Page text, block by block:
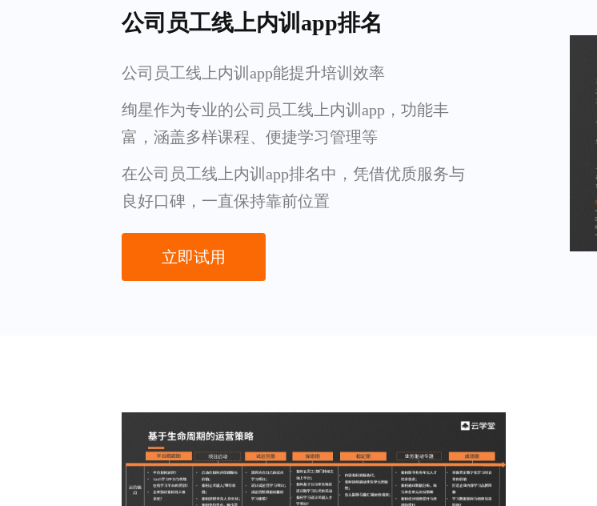
公司员工线上内训app排名
公司员工线上内训app能提升培训效率
绚星作为专业的公司员工线上内训app，功能丰
富，涵盖多样课程、便捷学习管理等
在公司员工线上内训app排名中，凭借优质服务与
良好口碑，一直保持靠前位置
立即试用